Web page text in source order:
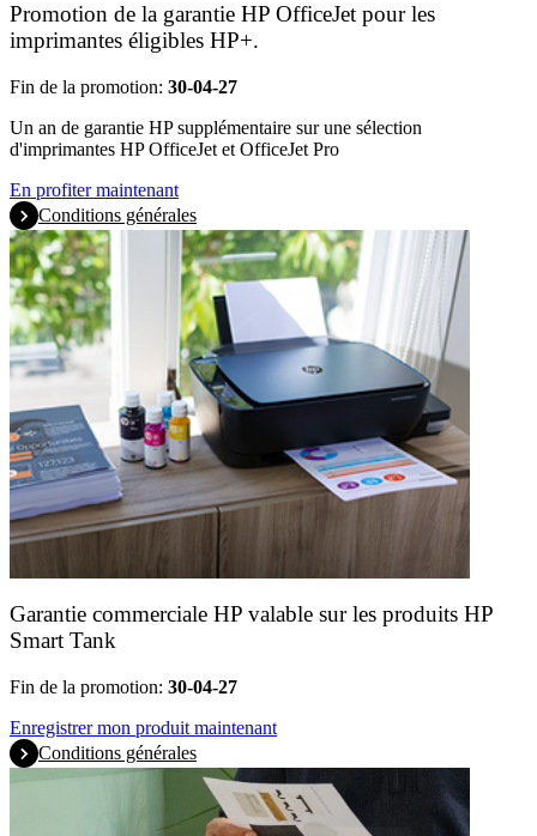
Promotion de la garantie HP OfficeJet pour les
imprimantes éligibles HP+.
Fin de la promotion: 30-04-27
Un an de garantie HP supplémentaire sur une sélection
d'imprimantes HP OfficeJet et OfficeJet Pro
En profiter maintenant
Conditions générales
Garantie commerciale HP valable sur les produits HP
Smart Tank
Fin de la promotion: 30-04-27
Enregistrer mon produit maintenant
Conditions générales